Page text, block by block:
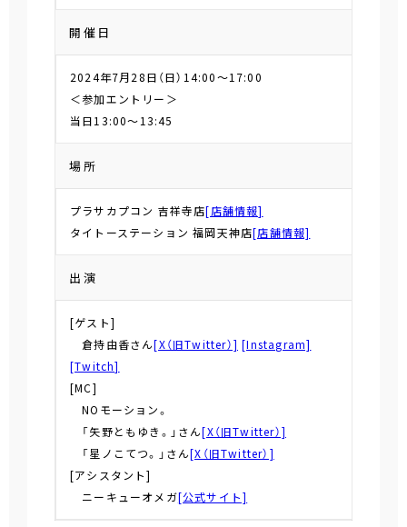
開催日
2024年7月28日（日）14:00～17:00
＜参加エントリー＞
当日13:00～13:45
場所
プラサカプコン 吉祥寺店[店舗情報]
タイトーステーション 福岡天神店[店舗情報]
出演
[ゲスト]
倉持由香さん[X（旧Twitter）] [Instagram]
[Twitch]
[MC]
NOモーション。
「矢野ともゆき。」さん[X（旧Twitter）]
「星ノこてつ。」さん[X（旧Twitter）]
[アシスタント]
ニーキューオメガ[公式サイト]